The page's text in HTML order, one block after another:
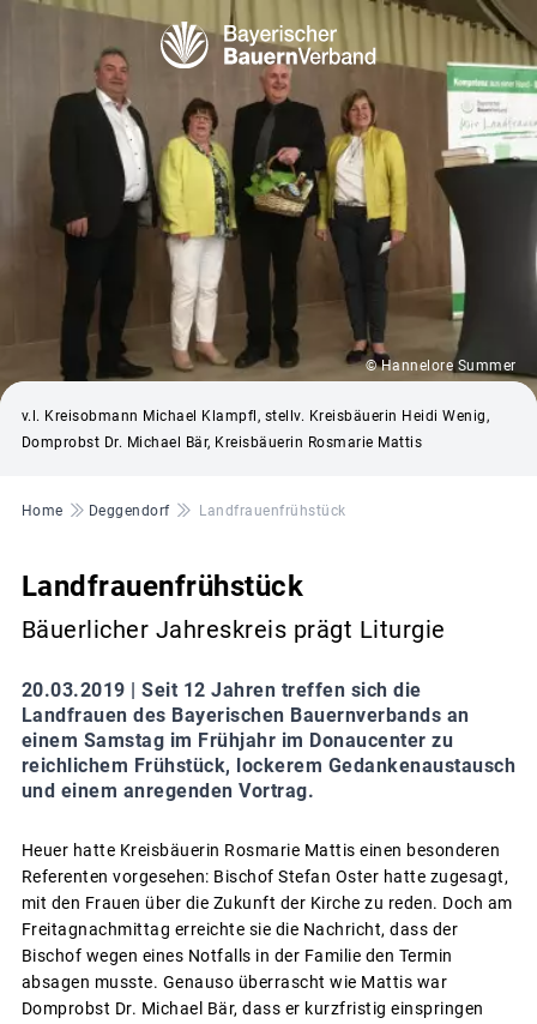
© Hannelore Summer
v.l. Kreisobmann Michael Klampfl, stellv. Kreisbäuerin Heidi Wenig,
Domprobst Dr. Michael Bär, Kreisbäuerin Rosmarie Mattis
Pfadnavigation
Home Deggendorf Landfrauenfrühstück
Landfrauenfrühstück
Bäuerlicher Jahreskreis prägt Liturgie
20.03.2019 | Seit 12 Jahren treffen sich die
Landfrauen des Bayerischen Bauernverbands an
einem Samstag im Frühjahr im Donaucenter zu
reichlichem Frühstück, lockerem Gedankenaustausch
und einem anregenden Vortrag.
Heuer hatte Kreisbäuerin Rosmarie Mattis einen besonderen
Referenten vorgesehen: Bischof Stefan Oster hatte zugesagt,
mit den Frauen über die Zukunft der Kirche zu reden. Doch am
Freitagnachmittag erreichte sie die Nachricht, dass der
Bischof wegen eines Notfalls in der Familie den Termin
absagen musste. Genauso überrascht wie Mattis war
Domprobst Dr. Michael Bär, dass er kurzfristig einspringen